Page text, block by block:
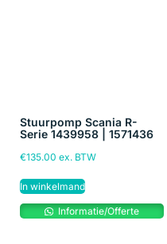
Stuurpomp Scania R-
Serie 1439958 | 1571436
€135.00 ex. BTW
In winkelmand
Informatie/Offerte